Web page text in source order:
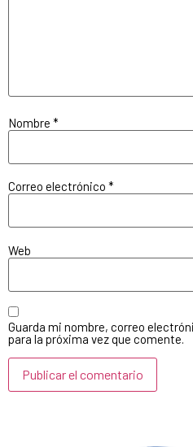
Nombre *
Correo electrónico *
Web
Guarda mi nombre, correo
para la próxima vez que comente.